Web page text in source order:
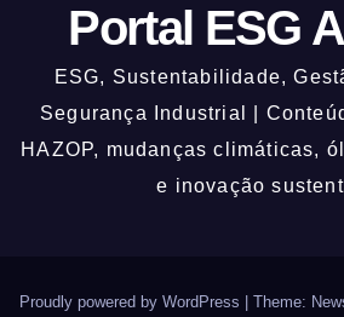
Portal ESG
ESG, Sustentabilidade,
Segurança Industrial |
HAZOP, mudanças climáticas,
e inovação
Proudly powered by WordPress Theme: